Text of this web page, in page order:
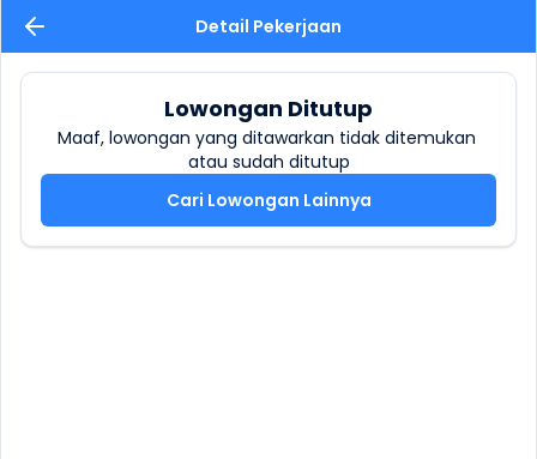
Detail Pekerjaan
Lowongan Ditutup
Maaf, lowongan yang ditawarkan tidak ditemukan
atau sudah ditutup
Cari Lowongan Lainnya